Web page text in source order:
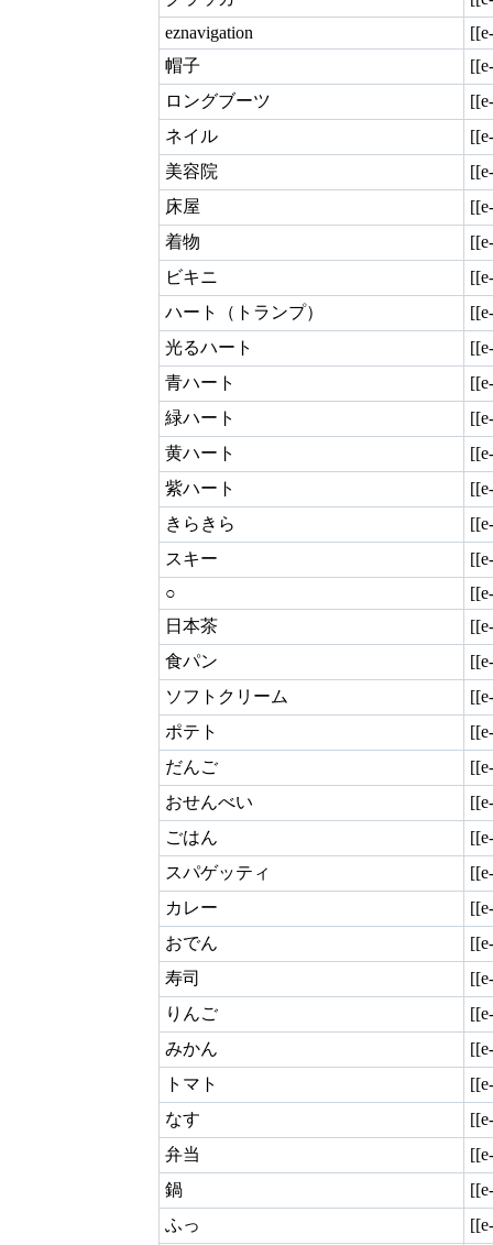
eznavigation
帽子
ロングブーツ
ネイル
美容院
床屋
着物
ビキニ
ハート（トランプ）
光るハート
青ハート
緑ハート
黄ハート
紫ハート
きらきら
スキー
○
日本茶
食パン
ソフトクリーム
ポテト
だんご
おせんべい
ごはん
スパゲッティ
カレー
おでん
寿司
りんご
みかん
トマト
なす
弁当
鍋
ふっ